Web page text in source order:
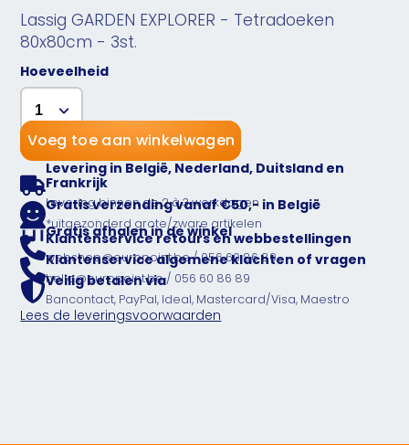
Lassig GARDEN EXPLORER - Tetradoeken
80x80cm - 3st.
Hoeveelheid
Voeg toe aan winkelwagen
Levering in België, Nederland, Duitsland en
Frankrijk
Levering binnen de 2 à 3 werkdagen
Gratis verzending vanaf €50,- in België
*uitgezonderd grote/zware artikelen
Gratis afhalen in de winkel
Klantenservice retours en webbestellingen
webshop@europoint.be / 056 60 86 89
Klantenservice algemene klachten of vragen
hello@europoint.be / 056 60 86 89
Veilig betalen via
Bancontact, PayPal, Ideal, Mastercard/Visa, Maestro
Lees de leveringsvoorwaarden